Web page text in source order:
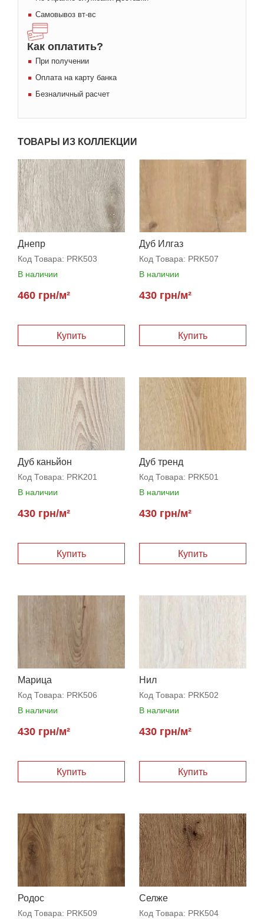
Самовывоз вт-вс
Как оплатить?
При получении
Оплата на карту банка
Безналичный расчет
ТОВАРЫ ИЗ КОЛЛЕКЦИИ
Днепр
Код Товара: PRK503
В наличии
460 грн/м²
Дуб Илгаз
Код Товара: PRK507
В наличии
430 грн/м²
Дуб каньйон
Код Товара: PRK201
В наличии
430 грн/м²
Дуб тренд
Код Товара: PRK501
В наличии
430 грн/м²
Марица
Код Товара: PRK506
В наличии
430 грн/м²
Нил
Код Товара: PRK502
В наличии
430 грн/м²
Родос
Код Товара: PRK509
Селже
Код Товара: PRK504